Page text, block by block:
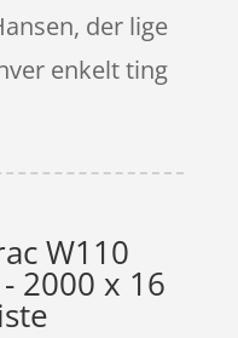
der lige
enkelt ting
W110
2000 x 16